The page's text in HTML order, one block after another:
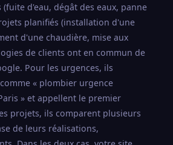
d'eau, dégât des eaux, panne
planifiés (installation d'une
d'une chaudière, mise aux
de clients ont en commun de
Pour les urgences, ils
« plombier urgence
» et appellent le premier
projets, ils comparent plusieurs
de leurs réalisations,